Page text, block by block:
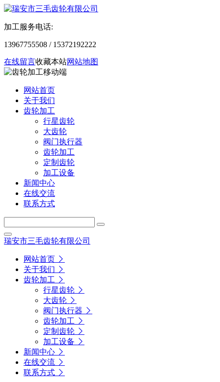
加工服务电话:
13967755508 / 15372192222
在线留言收藏本站网站地图
网站首页
关于我们
齿轮加工
行星齿轮
大齿轮
阀门执行器
齿轮加工
定制齿轮
加工设备
新闻中心
在线交流
联系方式
瑞安市三毛齿轮有限公司
网站首页
关于我们
齿轮加工
行星齿轮
大齿轮
阀门执行器
齿轮加工
定制齿轮
加工设备
新闻中心
在线交流
联系方式